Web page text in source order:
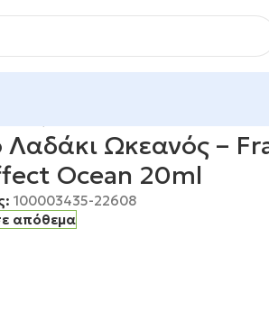
Ωκεανός –
Ocean 20ml
100003435-22608
απόθεμα